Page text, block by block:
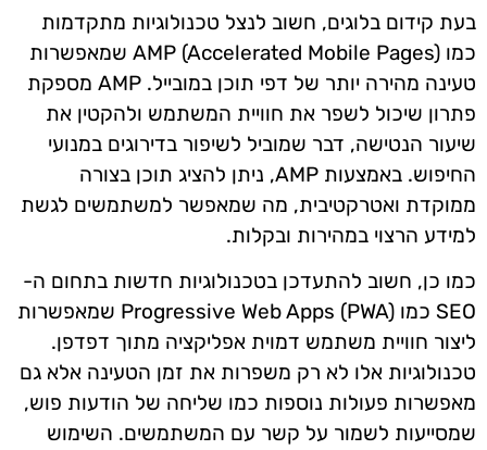
בעת קידום בלוגים, חשוב לנצל טכנולוגיות מתקדמות
כמו AMP (Accelerated Mobile Pages) שמאפשרות
טעינה מהירה יותר של דפי תוכן במובייל. AMP מספקת
פתרון שיכול לשפר את חוויית המשתמש ולהקטין את
שיעור הנטישה, דבר שמוביל לשיפור בדירוגים במנועי
החיפוש. באמצעות AMP, ניתן להציג תוכן בצורה
ממוקדת ואטרקטיבית, מה שמאפשר למשתמשים לגשת
למידע הרצוי במהירות ובקלות.
כמו כן, חשוב להתעדכן בטכנולוגיות חדשות בתחום ה-
SEO כמו Progressive Web Apps (PWA) שמאפשרות
ליצור חוויית משתמש דמוית אפליקציה מתוך דפדפן.
טכנולוגיות אלו לא רק משפרות את זמן הטעינה אלא גם
מאפשרות פעולות נוספות כמו שליחה של הודעות פוש,
שמסייעות לשמור על קשר עם המשתמשים. השימוש